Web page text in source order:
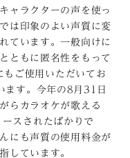
ャラクターの声を使っ
は印象のよい声質に変
ています。一般向けに
ともに匿名性をもって
ご使用いただいてお
す。今年の8月31日
らカラオケが歌える
スされたばかりで
にも声質の使用料金が
しています。